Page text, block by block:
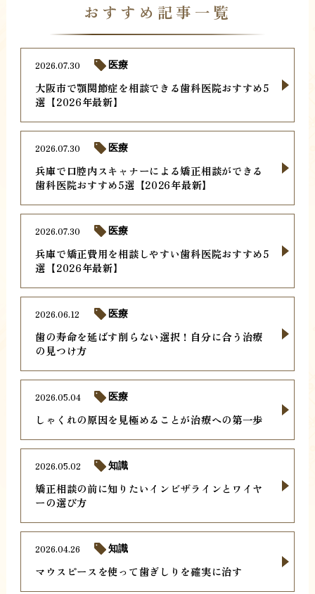
おすすめ記事一覧
大阪市で顎関節症を相談できる歯科医院おすすめ5
選【2026年最新】
2026.07.30 医療
兵庫で口腔内スキャナーによる矯正相談ができる
歯科医院おすすめ5選【2026年最新】
2026.07.30 医療
兵庫で矯正費用を相談しやすい歯科医院おすすめ5
選【2026年最新】
2026.07.30 医療
歯の寿命を延ばす削らない選択！自分に合う治療
の見つけ方
2026.06.12 医療
しゃくれの原因を見極めることが治療への第一歩
2026.05.04 医療
矯正相談の前に知りたいインビザラインとワイヤ
ーの選び方
2026.05.02 知識
マウスピースを使って歯ぎしりを確実に治す
2026.04.26 知識